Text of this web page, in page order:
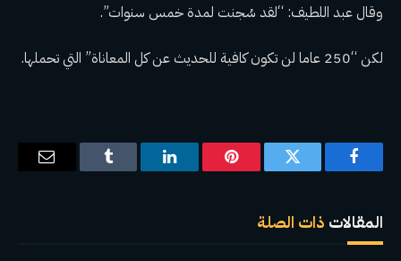
وقال عبد اللطيف: “لقد سُجنت لمدة خمس سنوات”.
لكن “250 عاما لن تكون كافية للحديث عن كل المعاناة” التي تحملها.
فيسبوك تويتر بينتيريستلينكدإن Tumblr
البريد
المقالات ذات الصلة